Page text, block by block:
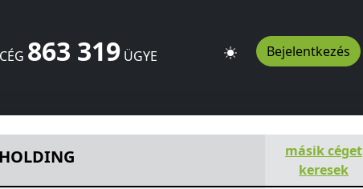
CÉG 863 319ÜGYE Bejelentkezés
másik céget
keresek